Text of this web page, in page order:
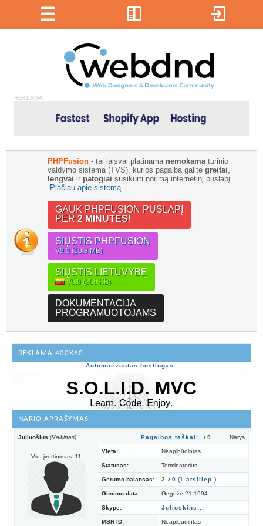
REKLAMA
PHPFusion - tai laisvai platinama nemokama turinio
valdymo sistema (TVS), kurios pagalba galite greitai
lengvai ir patogiai susikurti norimą internetinį puslapį.
Plačiau apie sistemą...
GAUK PHPFUSION PUSLAPĮ
PER 2 MINUTES!
SIŲSTIS PHPFUSION
V9.0 (10.8 MB)
SIŲSTIS LIETUVYBĘ
V9.0 (269 KB)
DOKUMENTACIJA
PROGRAMUOTOJAMS
REKLAMA 400X60
Automatizuotas hostingas
NARIO APRAŠYMAS
Juliuošius (Vaikinas) Pagalbos taškai: +9 Narys
Vid. įvertinimas: 11
Vieta: Neapibūdintas
Statusas: Terminatorius
Gerumo balansas: 2 / 0 (1 atsiliep. )
Gimimo data: Gegužė 21 1994
Skype: Julioskins...
MSN ID: Neapibūdintas